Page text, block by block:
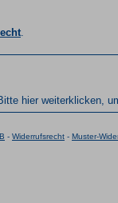
.
hier weiterklicken,
- Widerrufsrecht - Muster-